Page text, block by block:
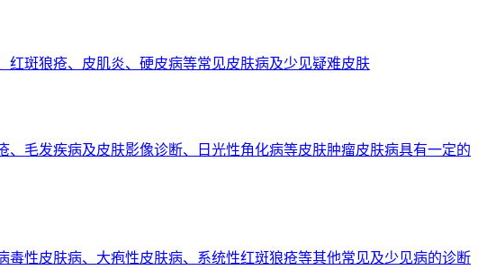
斑狼疮、皮肌炎、硬皮病等常见皮肤病及少见疑难皮肤
毛发疾病及皮肤影像诊断、日光性角化病等皮肤肿瘤皮肤病具有一定的
性皮肤病、大疱性皮肤病、系统性红斑狼疮等其他常见及少见病的诊断